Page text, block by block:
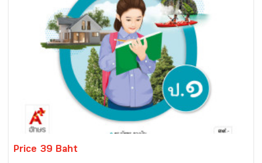
Price 39 Baht